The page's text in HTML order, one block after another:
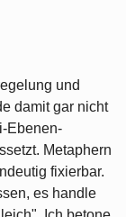
und
damit gar nicht
Ebenen-
Metaphern
fixierbar.
es handle